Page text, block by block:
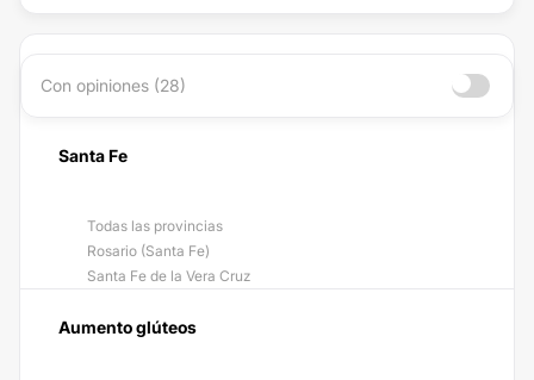
Con opiniones (28)
Santa Fe
Todas las provincias
Rosario (Santa Fe)
Santa Fe de la Vera Cruz
Aumento glúteos